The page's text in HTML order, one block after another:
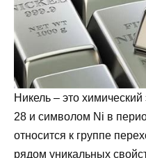
Никель – это
28 и символом Ni в
относится к группе
рядом уникальных